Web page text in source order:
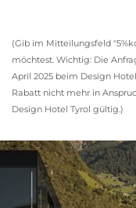
(Gib im Mitteilungsfeld
möchtest. Wichtig: Die
April 2025 beim Design
Rabatt nicht mehr in
Design Hotel Tyrol gültig.)